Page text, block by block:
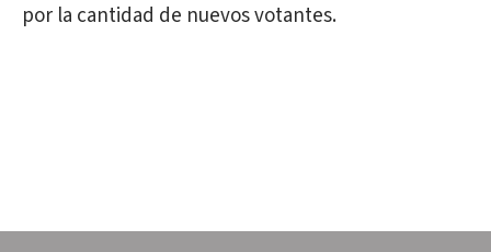
por la cantidad de nuevos votantes.